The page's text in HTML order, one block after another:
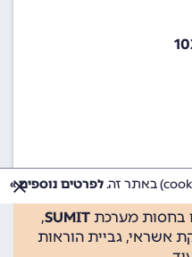
בחסות מערכת SUMIT
,
אשראי, גביית הוראות
לפרטים נוספים »